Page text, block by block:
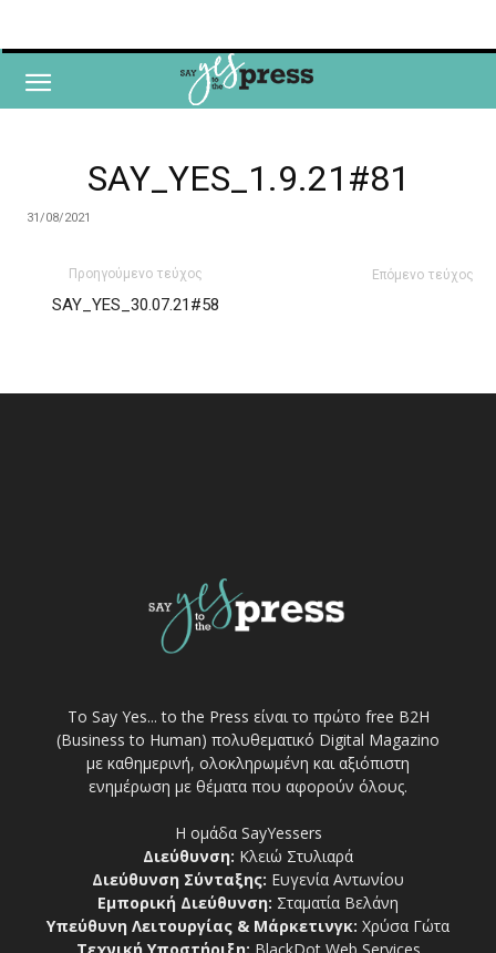
SAY_YES_1.9.21#81
31/08/2021
Προηγούμενο τεύχος
SAY_YES_30.07.21#58
Επόμενο τεύχος
Το Say Yes... to the Press είναι το πρώτο free Β2Η
(Business to Human) πολυθεματικό Digital Magazino
με καθημερινή, ολοκληρωμένη και αξιόπιστη
ενημέρωση με θέματα που αφορούν όλους.
Η ομάδα SayYessers
Διεύθυνση: Κλειώ Στυλιαρά
Διεύθυνση Σύνταξης: Ευγενία Αντωνίου
Εμπορική Διεύθυνση: Σταματία Βελάνη
Υπεύθυνη Λειτουργίας & Μάρκετινγκ: Χρύσα Γώτα